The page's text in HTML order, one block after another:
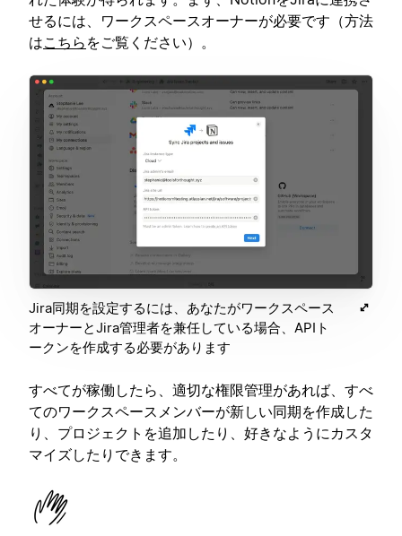
せるには、ワークスペースオーナーが必要です（方法
はこちら をご覧ください）。
Jira同期を設定するには、あなたがワークスペース
オーナーとJira管理者を兼任している場合、APIト
ークンを作成する必要があります
すべてが稼働したら、適切な権限管理があれば、すべ
てのワークスペースメンバーが新しい同期を作成した
り、プロジェクトを追加したり、好きなようにカスタ
マイズしたりできます。